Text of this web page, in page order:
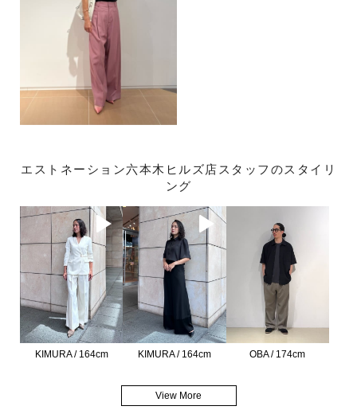
エストネーション六本木ヒルズ店スタッフのスタイリ
ング
KIMURA / 164cm KIMURA / 164cm OBA / 174cm
View More